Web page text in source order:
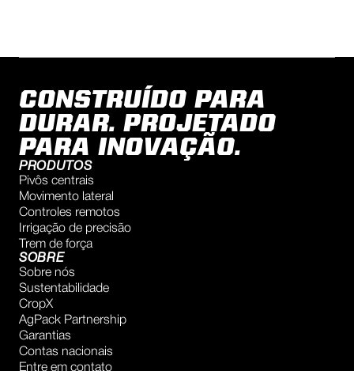
CONSTRUÍDO PARA
DURAR. PROJETADO
PARA INOVAÇÃO.
PRODUTOS
Pivôs centrais
Movimento lateral
Controles remotos
Irrigação de precisão
Trem de força
SOBRE
Sobre nós
Sustentabilidade
CropX
AgPack Partnership
Garantias
Contas nacionais
Entre em contato